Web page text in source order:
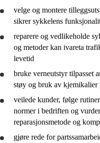
velge og montere
sikrer sykkelens
reparere og vedlikeholde
og metoder kan ivareta
levetid
bruke verneutstyr tilpasset
støy og bruk av kjemikalier
veilede kunder, følge
normer i bedriften og
reparasjonsmetode og
gjøre rede for